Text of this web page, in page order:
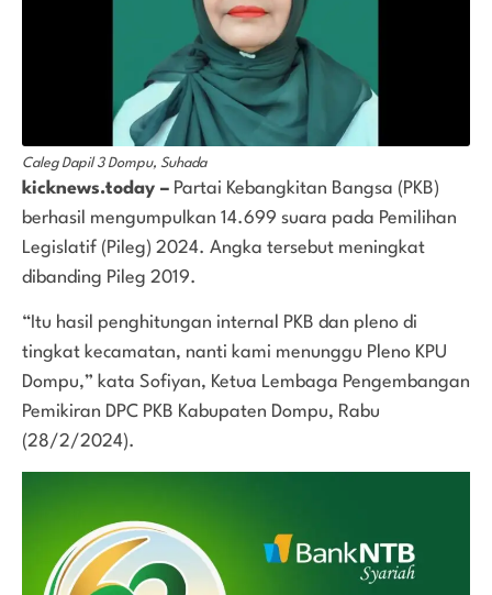
Caleg Dapil 3 Dompu, Suhada
kicknews.today – Partai Kebangkitan Bangsa (PKB)
berhasil mengumpulkan 14.699 suara pada Pemilihan
Legislatif (Pileg) 2024. Angka tersebut meningkat
dibanding Pileg 2019.
“Itu hasil penghitungan internal PKB dan pleno di
tingkat kecamatan, nanti kami menunggu Pleno KPU
Dompu,” kata Sofiyan, Ketua Lembaga Pengembangan
Pemikiran DPC PKB Kabupaten Dompu, Rabu
(28/2/2024).